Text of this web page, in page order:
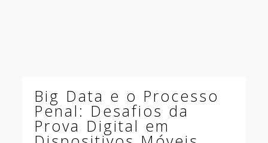
Big Data e o Processo
Penal: Desafios da
Prova Digital em